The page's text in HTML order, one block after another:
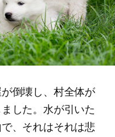
倒壊し、村全体が
した。水が引いた
、それはそれは悲